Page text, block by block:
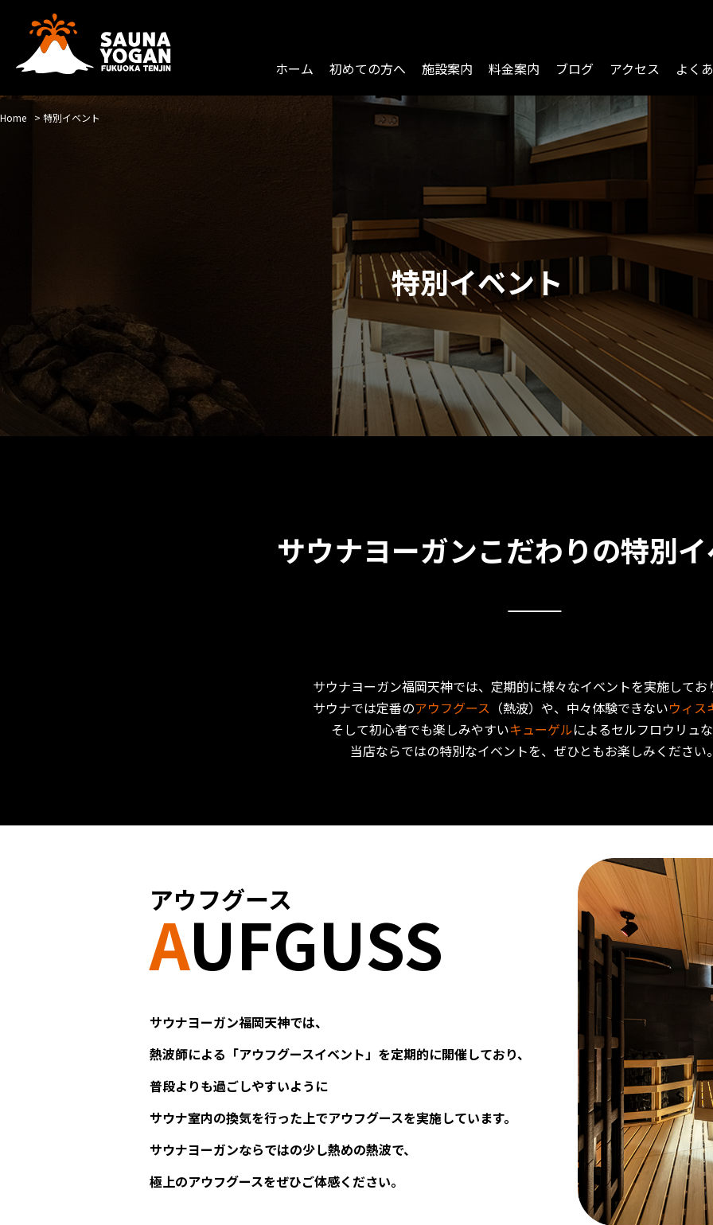
content
ホーム
初めての方へ 施設案内 料金案内 ブログ アクセス よく
Home > 特別イベント
特別イベント
サウナヨーガンこだわりの特別
サウナヨーガン福岡天神では、定期的に様々なイベントを実施してお
サウナでは定番のアウフグース （熱波）や、中々体験できないウィス
そして初心者でも楽しみやすいキューゲルによるセルフロウリュ
当店ならではの特別なイベントを、ぜひともお楽しみください
アウフグース
AUFGUSS
サウナヨーガン福岡天神では、
熱波師による「アウフグースイベント」を定期的に開催しており、
普段よりも過ごしやすいように
サウナ室内の換気を行った上でアウフグースを実施しています。
サウナヨーガンならではの少し熱めの熱波で、
極上のアウフグースをぜひご体感ください。